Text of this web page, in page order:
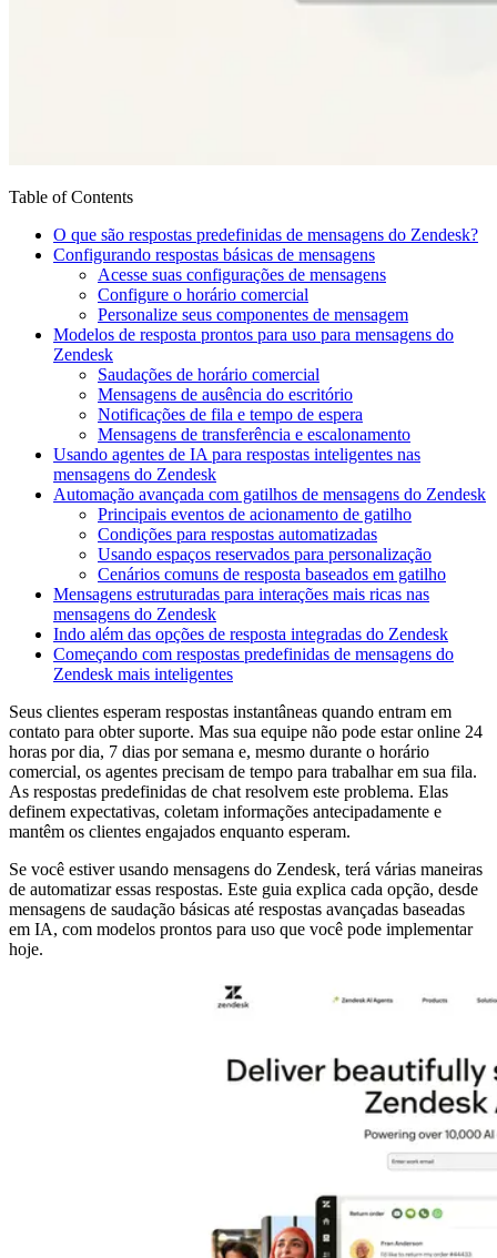
Table of Contents
O que são respostas predefinidas de mensagens do Zendesk?
Configurando respostas básicas de mensagens
Acesse suas configurações de mensagens
Configure o horário comercial
Personalize seus componentes de mensagem
Modelos de resposta prontos para uso para mensagens do
Zendesk
Saudações de horário comercial
Mensagens de ausência do escritório
Notificações de fila e tempo de espera
Mensagens de transferência e escalonamento
Usando agentes de IA para respostas inteligentes nas
mensagens do Zendesk
Automação avançada com gatilhos de mensagens do Zendesk
Principais eventos de acionamento de gatilho
Condições para respostas automatizadas
Usando espaços reservados para personalização
Cenários comuns de resposta baseados em gatilho
Mensagens estruturadas para interações mais ricas nas
mensagens do Zendesk
Indo além das opções de resposta integradas do Zendesk
Começando com respostas predefinidas de mensagens do
Zendesk mais inteligentes
Seus clientes esperam respostas instantâneas quando entram em
contato para obter suporte. Mas sua equipe não pode estar online 24
horas por dia, 7 dias por semana e, mesmo durante o horário
comercial, os agentes precisam de tempo para trabalhar em sua fila.
As respostas predefinidas de chat resolvem este problema. Elas
definem expectativas, coletam informações antecipadamente e
mantêm os clientes engajados enquanto esperam.
Se você estiver usando mensagens do Zendesk, terá várias maneiras
de automatizar essas respostas. Este guia explica cada opção, desde
mensagens de saudação básicas até respostas avançadas baseadas
em IA, com modelos prontos para uso que você pode implementar
hoje.